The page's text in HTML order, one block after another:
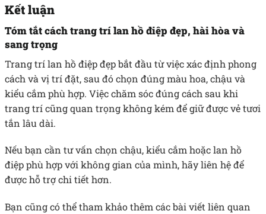
Kết luận
Tóm tắt cách trang trí lan hồ điệp đẹp, hài hòa và
sang trọng
Trang trí lan hồ điệp đẹp bắt đầu từ việc xác định phong
cách và vị trí đặt, sau đó chọn đúng màu hoa, chậu và
kiểu cắm phù hợp. Việc chăm sóc đúng cách sau khi
trang trí cũng quan trọng không kém để giữ được vẻ tươi
tắn lâu dài.
Nếu bạn cần tư vấn chọn chậu, kiểu cắm hoặc lan hồ
điệp phù hợp với không gian của mình, hãy liên hệ để
được hỗ trợ chi tiết hơn.
Bạn cũng có thể tham khảo thêm các bài viết liên quan